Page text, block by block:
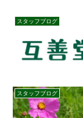
スタッフブログ
スタッフブログ